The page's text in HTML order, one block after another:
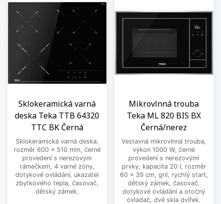
Sklokeramická varná
deska Teka TTB 64320
TTC BK Černá
Sklokeramická varná deska,
rozměr 600 x 510 mm, černé
provedení s nerezovým
rámečkem, 4 varné zóny,
dotykové ovládání, ukazatel
zbytkového tepla, časovač,
dětský zámek.
Mikrovlnná trouba
Teka ML 820 BIS BX
Černá/nerez
Vestavná mikrovlnná trouba,
výkon 1000 W, černé
provedení s nerezovými
prvky, kapacita 20 l, rozměr
60 x 39 cm, gril, rychlý start,
dětský zámek, časovač,
dotykové ovládání a otočný
ovladač, dvě skla dvířek.